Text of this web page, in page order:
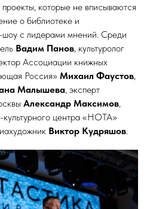
которые не вписываются
о библиотеке и
шоу с лидерами мнений. Среди
Вадим Панов , культуролог
Ассоциации книжных
Россия» Михаил Фаустов
Малышева , эксперт
Александр Максимов
культурного центра «НОТА»
Виктор Кудряшов